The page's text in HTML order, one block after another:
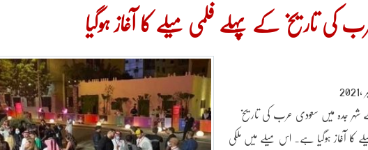
کی تاریخ کے پہلے فلمی میلے کا آغاز ہوگیا
جدہ میں سعودی عرب کی تاریخ
کا آغاز ہوگیا ہے. اس میلے میں ملکی